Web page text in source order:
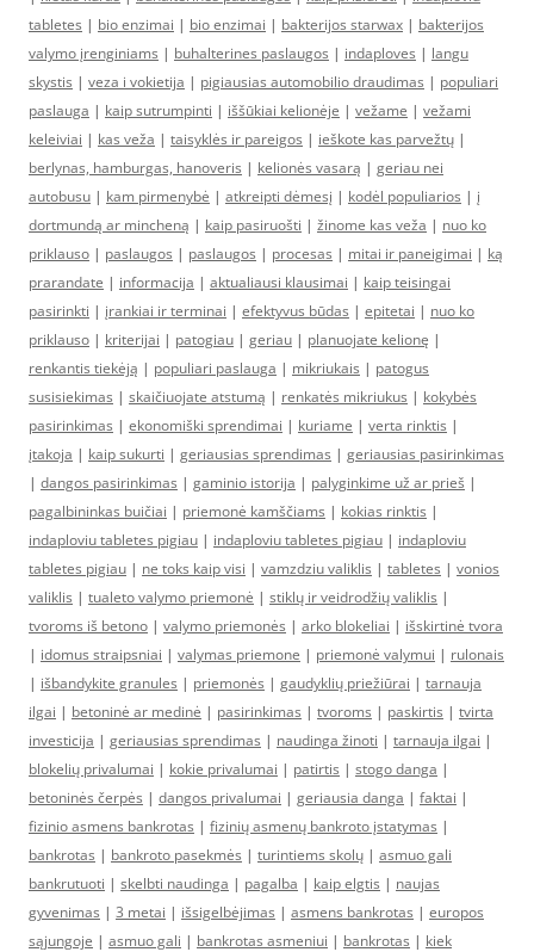
tabletes | bio enzimai | bio enzimai | bakterijos starwax | bakterijos
valymo įrenginiams | buhalterines paslaugos | indaploves | langu
skystis | veza i vokietija | pigiausias automobilio draudimas | populiari
paslauga | kaip sutrumpinti | iššūkiai kelionėje | vežame | vežami
keleiviai | kas veža | taisyklės ir pareigos | ieškote kas parvežtų |
berlynas, hamburgas, hanoveris | kelionės vasarą | geriau nei
autobusu | kam pirmenybė | atkreipti dėmesį | kodėl populiarios | į
dortmundą ar mincheną | kaip pasiruošti | žinome kas veža | nuo ko
priklauso | paslaugos | paslaugos | procesas | mitai ir paneigimai | ką
prarandate | informacija | aktualiausi klausimai | kaip teisingai
pasirinkti | įrankiai ir terminai | efektyvus būdas | epitetai | nuo ko
priklauso | kriterijai | patogiau | geriau | planuojate kelionę |
renkantis tiekėją | populiari paslauga | mikriukais | patogus
susisiekimas | skaičiuojate atstumą | renkatės mikriukus | kokybės
pasirinkimas | ekonomiški sprendimai | kuriame | verta rinktis |
įtakoja | kaip sukurti | geriausias sprendimas | geriausias pasirinkimas
| dangos pasirinkimas | gaminio istorija | palyginkime už ar prieš |
pagalbininkas buičiai | priemonė kamščiams | kokias rinktis |
indaploviu tabletes pigiau | indaploviu tabletes pigiau | indaploviu
tabletes pigiau | ne toks kaip visi | vamzdziu valiklis | tabletes | vonios
valiklis | tualeto valymo priemonė | stiklų ir veidrodžių valiklis |
tvoroms iš betono | valymo priemonės | arko blokeliai | išskirtinė tvora
| idomus straipsniai | valymas priemone | priemonė valymui | rulonais
| išbandykite granules | priemonės | gaudyklių priežiūrai | tarnauja
ilgai | betoninė ar medinė | pasirinkimas | tvoroms | paskirtis | tvirta
investicija | geriausias sprendimas | naudinga žinoti | tarnauja ilgai |
blokelių privalumai | kokie privalumai | patirtis | stogo danga |
betoninės čerpės | dangos privalumai | geriausia danga | faktai |
fizinio asmens bankrotas | fizinių asmenų bankroto įstatymas |
bankrotas | bankroto pasekmės | turintiems skolų | asmuo gali
bankrutuoti | skelbti naudinga | pagalba | kaip elgtis | naujas
gyvenimas | 3 metai | išsigelbėjimas | asmens bankrotas | europos
sąjungoje | asmuo gali | bankrotas asmeniui | bankrotas | kiek